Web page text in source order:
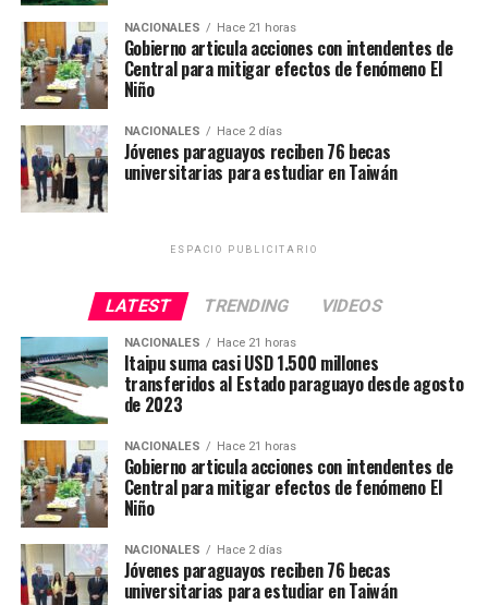
Todo el «ritual» se realizó ante la atenta mirada de los
guardicarceles con la aprobación del jefe propio
director de la institución Abogado Alberto Ramón
Orella Notario, además con la anuencia del coordinador
general Gilberto Fariña y el jefe de seguridad Juan Carlos
Ojeda.
hacen lo que quieren dentro del penal ya que estarían
fuertes sumas de dinero y el tipo de «culto» llevado a
Además, la versión indica así mismo, que el mencionado
grupo criminal había concretado una «negociación» con
la administración de la Cárcel para adueñarse sus
miembros de dos pabellones que serían los
denominados «B» baja y «C alta», es decir, que esos
lugares les pertenecen pues lo habrían comprado,
acorde a los datos.
NACIONALES Hace 21 horas
Gobierno articula acciones con intendentes de
Central para mitigar efectos de fenómeno El
Niño
NACIONALES Hace 2 días
Jóvenes paraguayos reciben 76 becas
universitarias para estudiar en Taiwán
ESPACIO PUBLICITARIO
LATEST TRENDING VIDEOS
NACIONALES Hace 21 horas
Itaipu suma casi USD 1.500 millones
transferidos al Estado paraguayo desde agosto
de 2023
NACIONALES Hace 21 horas
Gobierno articula acciones con intendentes de
Central para mitigar efectos de fenómeno El
Niño
NACIONALES Hace 2 días
Jóvenes paraguayos reciben 76 becas
universitarias para estudiar en Taiwán